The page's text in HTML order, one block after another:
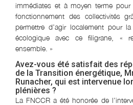
immédiates et à moyen terme
fonctionnement des collectivités
permettre d’agir localement pour
écologique avec ce filigrane, «
ensemble. »
Avez-vous été satisfait des
de la Transition énergétique,
Runacher, qui est intervenue
plénières ?
La FNCCR a été honorée de